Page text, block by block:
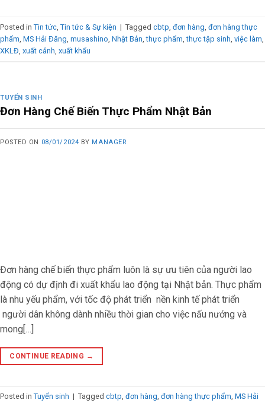
Posted in Tin tức Tin tức & Sự kiện | Tagged cbtp đơn hàng đơn hàng thực
phẩm MS Hải Đăng musashino Nhật Bản ,thực phẩm ,thực tập sinh việc làm
XKLĐ xuất cảnh xuất khẩu
TUYỂN SINH
Đơn Hàng Chế Biến Thực Phẩm Nhật Bản
POSTED ON 08/01/2024 BY MANAGER
Đơn hàng chế biến thực phẩm luôn là sự ưu tiên của người lao
động có dự định đi xuất khẩu lao động tại Nhật bản. Thực phẩm
là nhu yếu phẩm, với tốc độ phát triển nền kinh tế phát triển
người dân không dành nhiều thời gian cho việc nấu nướng và
mong[…]
CONTINUE READING →
Posted in Tuyển sinh | Tagged cbtp, đơn hàng, đơn hàng thực phẩm, MS Hải